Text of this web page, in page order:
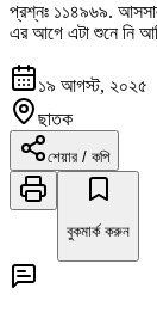
প্রশ্নঃ ১১৪৯৬৯.
এর আগে এটা শুনে নি
১৯ আগস্ট, ২০২৫
ছাতক
শেয়ার / কপি
বুকমার্ক করুন